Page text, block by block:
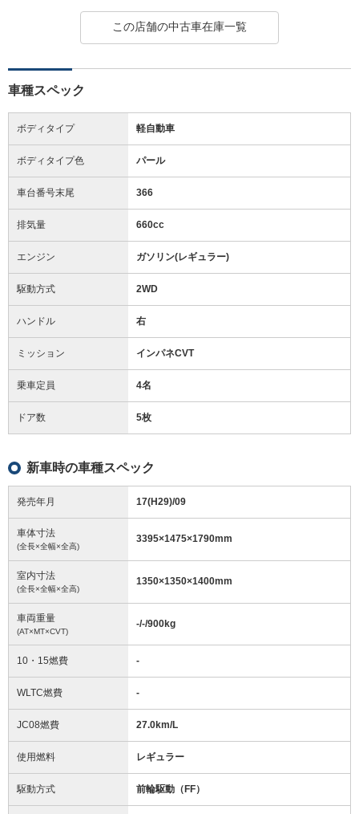
この店舗の中古車在庫一覧
車種スペック
ボディタイプ 軽自動車
ボディタイプ色 パール
車台番号末尾 366
排気量 660cc
エンジン ガソリン(レギュラー)
駆動方式 2WD
ハンドル 右
ミッション インパネCVT
乗車定員 4名
ドア数 5枚
新車時の車種スペック
発売年月 17(H29)/09
車体寸法
(全長×全幅×全高)
3395×1475×1790mm
室内寸法
(全長×全幅×全高)
1350×1350×1400mm
車両重量
(AT×MT×CVT)
-/-/900kg
10・15燃費 -
WLTC燃費 -
JC08燃費 27.0km/L
使用燃料 レギュラー
駆動方式 前輪駆動（FF）